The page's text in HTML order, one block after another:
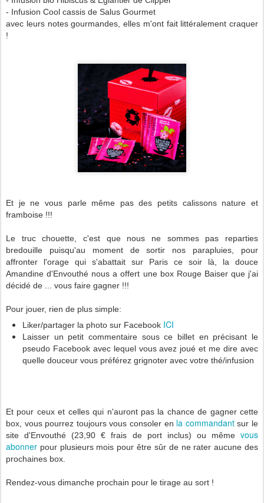
- Infusion Cool cassis de Salus Gourmet
avec leurs notes gourmandes, elles m'ont fait littéralement craquer
!
Et je ne vous parle même pas des petits calissons nature et
framboise !!!
Le truc chouette, c'est que nous ne sommes pas reparties
bredouille puisqu'au moment de sortir nos parapluies, pour
affronter l'orage qui s'abattait sur Paris ce soir là, la douce
Amandine d'Envouthé nous a offert une box Rouge Baiser que j'ai
décidé de ... vous faire gagner !!!
Pour jouer, rien de plus simple:
Liker/partager la photo sur Facebook ICI
Laisser un petit commentaire sous ce billet en précisant le
pseudo Facebook avec lequel vous avez joué et me dire avec
quelle douceur vous préférez grignoter avec votre thé/infusion
Et pour ceux et celles qui n'auront pas la chance de gagner cette
box, vous pourrez toujours vous consoler en la commandantsur le
site d'Envouthé (23,90 € frais de port inclus) ou même vous
abonner pour plusieurs mois pour être sûr de ne rater aucune des
prochaines box.
Rendez-vous dimanche prochain pour le tirage au sort !